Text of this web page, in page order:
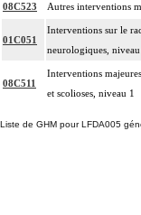
08C523 Autres interventions
01C051
Interventions sur le
neurologiques, niveau
08C511
Interventions
et scolioses, niveau 1
Liste de GHM pour LFDA005